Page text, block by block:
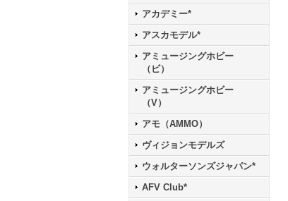
アカデミー*
アスカモデル*
アミュージングホビー
（ビ）
アミュージングホビー
（V）
アモ（AMMO）
ヴィジョンモデルズ
ウォルターソンズジャパン*
AFV Club*